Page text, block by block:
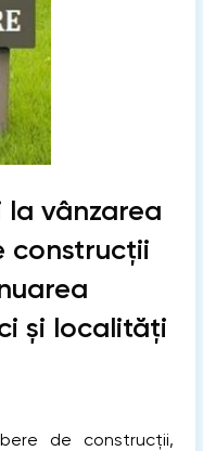
vânzarea
construcții
și localități
de construcții,